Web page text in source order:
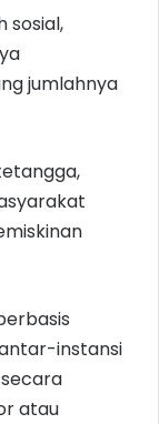
sosial,
jumlahnya
instansi
atau